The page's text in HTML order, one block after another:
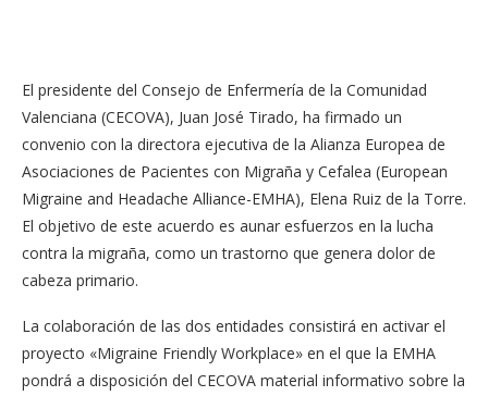
El presidente del Consejo de Enfermería de la Comunidad
Valenciana (CECOVA), Juan José Tirado, ha firmado un
convenio con la directora ejecutiva de la Alianza Europea de
Asociaciones de Pacientes con Migraña y Cefalea (European
Migraine and Headache Alliance-EMHA), Elena Ruiz de la Torre.
El objetivo de este acuerdo es aunar esfuerzos en la lucha
contra la migraña, como un trastorno que genera dolor de
cabeza primario.
La colaboración de las dos entidades consistirá en activar el
proyecto «Migraine Friendly Workplace» en el que la EMHA
pondrá a disposición del CECOVA material informativo sobre la